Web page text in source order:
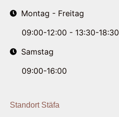
Montag - Freitag
09:00-12:00 - 13:30-18:30
Samstag
09:00-16:00
Standort Stäfa